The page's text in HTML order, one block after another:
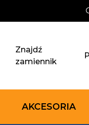
Znajdź
zamiennik
AKCESORIA